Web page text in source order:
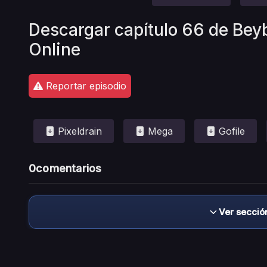
Descargar capítulo 66 de
Online
Reportar episodio
Pixeldrain Mega Gofile
0comentarios
Ver